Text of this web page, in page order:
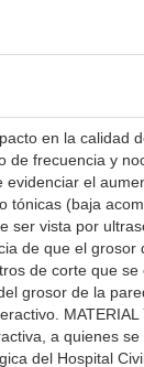
en la
frecuencia y
el
(baja
vista por
de que el
de corte que
grosor de la
a quienes
del Hospital